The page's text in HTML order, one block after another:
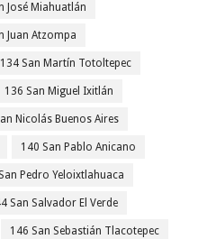
José Miahuatlán
Juan Atzompa
134 San Martín Totoltepec
136 San Miguel Ixitlán
Nicolás Buenos Aires
140 San Pablo Anicano
Pedro Yeloixtlahuaca
San Salvador El Verde
146 San Sebastián Tlacotepec